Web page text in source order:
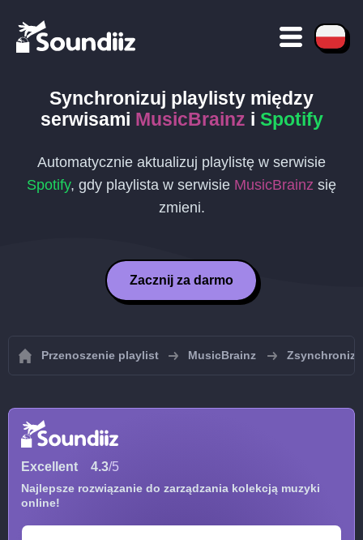
Synchronizuj playlisty między
serwisami MusicBrainz i Spotify
Automatycznie aktualizuj playlistę w serwisie
Spotify, gdy playlista w serwisie MusicBrainz się
zmieni.
Zacznij za darmo
Przenoszenie playlist MusicBrainz
Excellent 4.3/5
Najlepsze rozwiązanie do zarządzania kolekcją muzyki
online!